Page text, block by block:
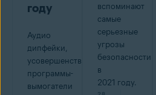
году
Аудио
дипфейки,
усовершенствованные
программы-
вымогатели
вспоминают
самые
серьезные
угрозы
безопасности
в
2021 году.